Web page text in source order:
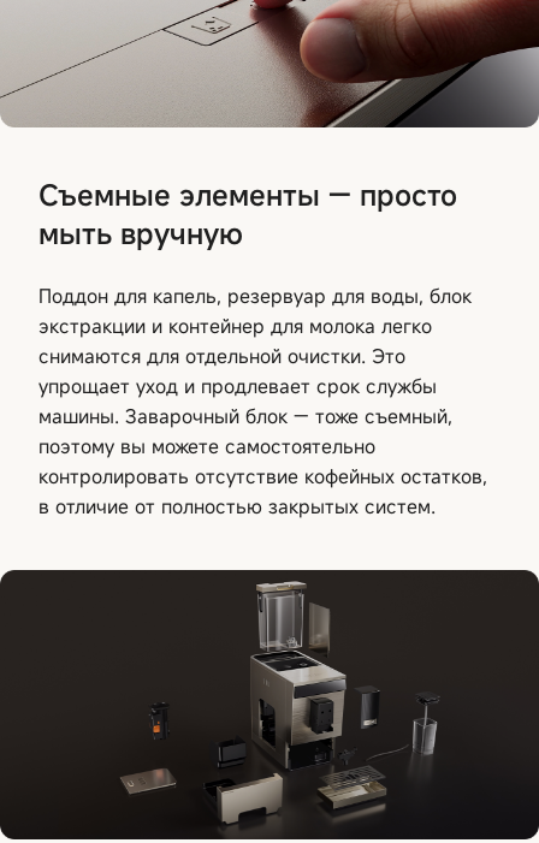
Съемные элементы — просто
мыть вручную
Поддон для капель, резервуар для воды, блок
экстракции и контейнер для молока легко
снимаются для отдельной очистки. Это
упрощает уход и продлевает срок службы
машины. Заварочный блок — тоже съемный,
поэтому вы можете самостоятельно
контролировать отсутствие кофейных остатков,
в отличие от полностью закрытых систем.